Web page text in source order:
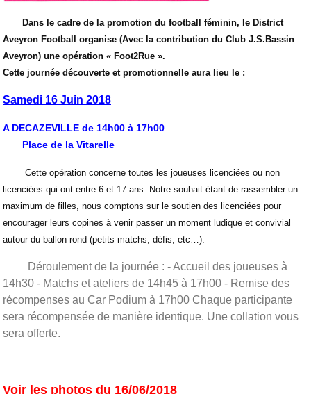
Dans le cadre de la promotion du football féminin, le District
Aveyron Football organise (Avec la contribution du Club J.S.Bassin
Aveyron) une opération « Foot2Rue ».
Cette journée découverte et promotionnelle aura lieu le :
Samedi 16 Juin 2018
A DECAZEVILLE de 14h00 à 17h00
Place de la Vitarelle
Cette opération concerne toutes les joueuses licenciées ou non
licenciées qui ont entre 6 et 17 ans. Notre souhait étant de rassembler un
maximum de filles, nous comptons sur le soutien des licenciées pour
encourager leurs copines à venir passer un moment ludique et convivial
autour du ballon rond (petits matchs, défis, etc…).
Déroulement de la journée : - Accueil des joueuses à
14h30 - Matchs et ateliers de 14h45 à 17h00 - Remise des
récompenses au Car Podium à 17h00 Chaque participante
sera récompensée de manière identique. Une collation vous
sera offerte.
Voir les photos du 16/06/2018